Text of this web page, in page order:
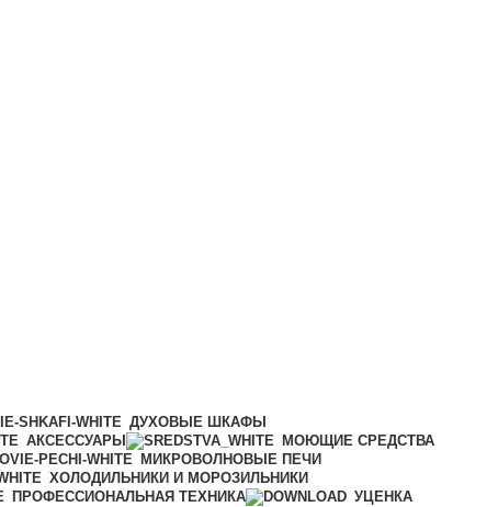
ДУХОВЫЕ ШКАФЫ
АКСЕССУАРЫ
МОЮЩИЕ СРЕДСТВА
МИКРОВОЛНОВЫЕ ПЕЧИ
ХОЛОДИЛЬНИКИ И МОРОЗИЛЬНИКИ
ПРОФЕССИОНАЛЬНАЯ ТЕХНИКА УЦЕНКА